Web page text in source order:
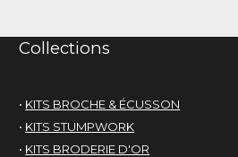
Collections
• KITS BROCHE & ÉCUSSON
• KITS STUMPWORK
• KITS BRODERIE D'OR